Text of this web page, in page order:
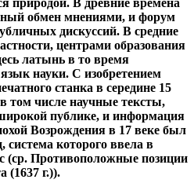
в основном проводились
или универсальными
природой. В древние времена
обмен мнениями, и форум
дискуссий. В средние
центрами образования
латынь в то время
науки. С изобретением
станка в середине 15
том числе научные тексты,
публике, и информация
Возрождения в 17 веке был